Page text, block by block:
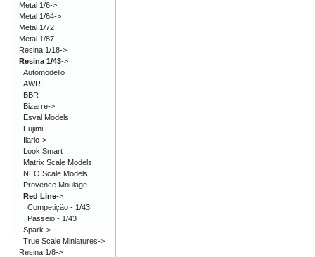
Metal 1/6->
Metal 1/64->
Metal 1/72
Metal 1/87
Resina 1/18->
Resina 1/43->
Automodello
AWR
BBR
Bizarre->
Esval Models
Fujimi
Ilario->
Look Smart
Matrix Scale Models
NEO Scale Models
Provence Moulage
Red Line->
Competição - 1/43
Passeio - 1/43
Spark->
True Scale Miniatures->
Resina 1/8->